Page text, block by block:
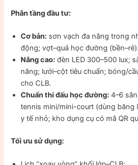
Phân tầng đầu tư:
Cơ bản: sơn vạch đa năng trong
động; vợt–quả học đường (bền–rẻ).
Nâng cao: đèn LED 300–500 lux;
năng; lưới–cột tiêu chuẩn; bóng/
cho CLB.
Chuẩn thi đấu học đường: 4–6
tennis mini/mini-court (dùng băng
y tế nhỏ; kho dụng cụ có mã QR
Tối ưu sử dụng: